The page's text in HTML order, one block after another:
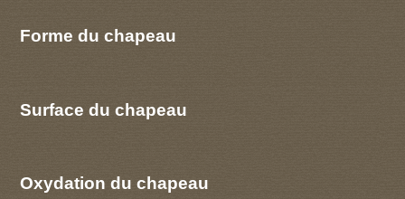
Forme du chapeau
Surface du chapeau
Oxydation du chapeau